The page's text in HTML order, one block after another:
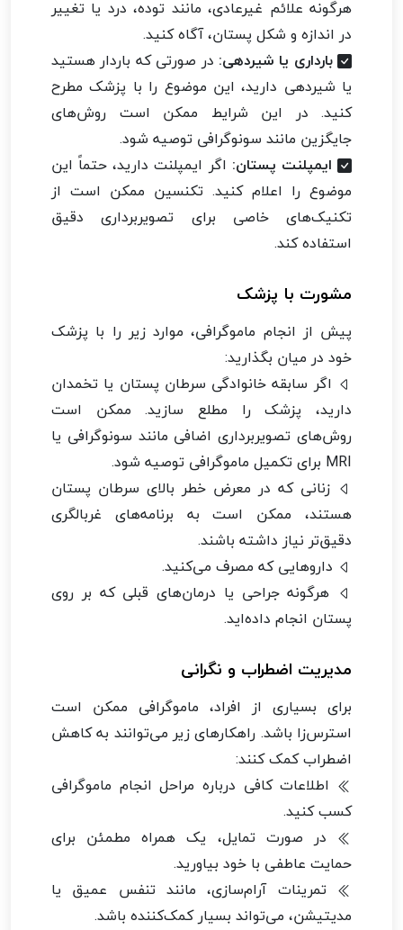
هرگونه علائم غیرعادی، مانند توده، درد یا تغییر
در اندازه و شکل پستان، آگاه کنید.
بارداری یا شیردهی: در صورتی که باردار هستید
یا شیردهی دارید، این موضوع را با پزشک مطرح
کنید. در این شرایط ممکن است روش‌های
جایگزین مانند سونوگرافی توصیه شود.
ایمپلنت پستان: اگر ایمپلنت دارید، حتماً این
موضوع را اعلام کنید. تکنسین ممکن است از
تکنیک‌های خاصی برای تصویربرداری دقیق
استفاده کند.
مشورت با پزشک
پیش از انجام ماموگرافی، موارد زیر را با پزشک
خود در میان بگذارید:
اگر سابقه خانوادگی سرطان پستان یا تخمدان
دارید، پزشک را مطلع سازید. ممکن است
روش‌های تصویربرداری اضافی مانند سونوگرافی یا
MRI برای تکمیل ماموگرافی توصیه شود.
زنانی که در معرض خطر بالای سرطان پستان
هستند، ممکن است به برنامه‌های غربالگری
دقیق‌تر نیاز داشته باشند.
داروهایی که مصرف می‌کنید.
هرگونه جراحی یا درمان‌های قبلی که بر روی
پستان انجام داده‌اید.
مدیریت اضطراب و نگرانی
برای بسیاری از افراد، ماموگرافی ممکن است
استرس‌زا باشد. راهکارهای زیر می‌توانند به کاهش
اضطراب کمک کنند:
اطلاعات کافی درباره مراحل انجام ماموگرافی
کسب کنید.
در صورت تمایل، یک همراه مطمئن برای
حمایت عاطفی با خود بیاورید.
تمرینات آرام‌سازی، مانند تنفس عمیق یا
مدیتیشن، می‌تواند بسیار کمک‌کننده باشد.